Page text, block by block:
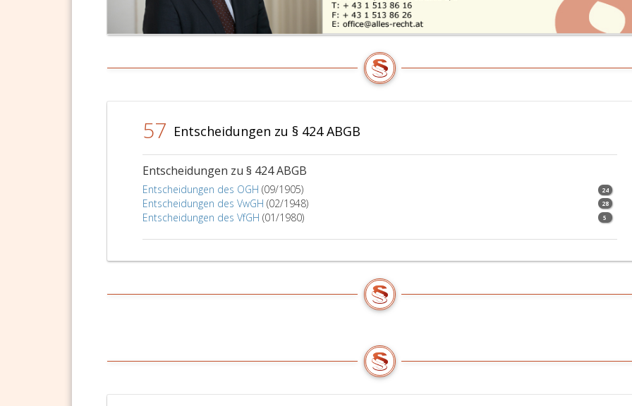
57 Entscheidungen zu § 424 ABGB
Entscheidungen zu § 424 ABGB
Entscheidungen des OGH (09/1905) 24
Entscheidungen des VwGH (02/1948) 28
Entscheidungen des VfGH (01/1980) 5